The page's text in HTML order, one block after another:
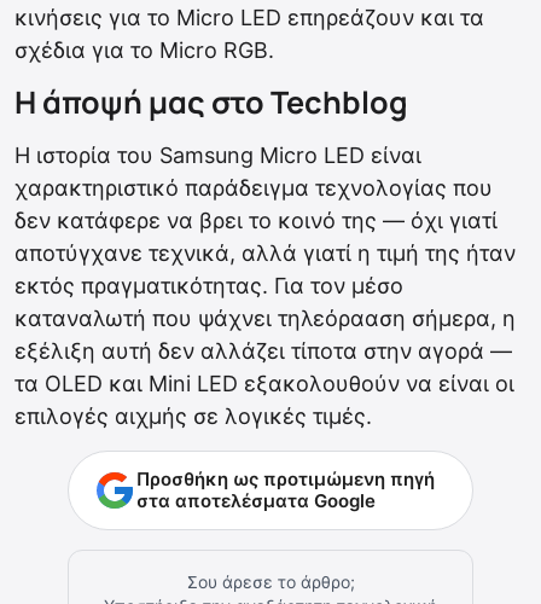
κινήσεις για το Micro LED επηρεάζουν και τα
σχέδια για το Micro RGB.
Η άποψή μας στο Techblog
Η ιστορία του Samsung Micro LED είναι
χαρακτηριστικό παράδειγμα τεχνολογίας που
δεν κατάφερε να βρει το κοινό της — όχι γιατί
αποτύγχανε τεχνικά, αλλά γιατί η τιμή της ήταν
εκτός πραγματικότητας. Για τον μέσο
καταναλωτή που ψάχνει τηλεόρααση σήμερα, η
εξέλιξη αυτή δεν αλλάζει τίποτα στην αγορά —
τα OLED και Mini LED εξακολουθούν να είναι οι
επιλογές αιχμής σε λογικές τιμές.
Προσθήκη ως προτιμώμενη πηγή
στα αποτελέσματα Google
Σου άρεσε το άρθρο;